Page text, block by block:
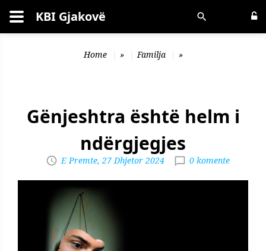
Kërko KBI Gjakovë
Home » Familja »
Gënjeshtra është helm i
ndërgjegjes
E Premte, 27 Dhjetor 2024 0 komente